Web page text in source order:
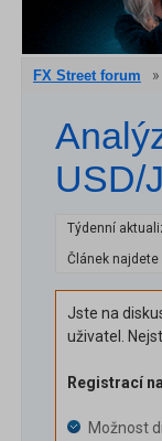
FX Street forum »
USD/
Týdenní
Článek najdete
Jste na
uživatel.
Registrací
Možnost